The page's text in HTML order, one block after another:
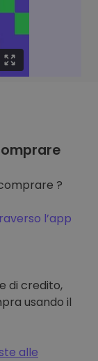
?
l’app
di credito,
usando il
alle